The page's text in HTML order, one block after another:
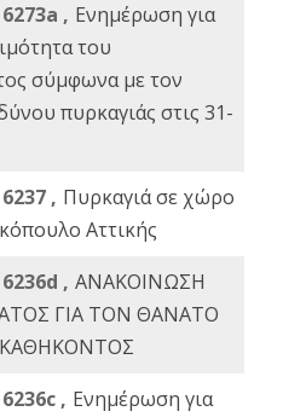
, Ενημέρωση για
του
σύμφωνα με τον
πυρκαγιάς στις 31-
, Πυρκαγιά σε χώρο
Αττικής
, ΑΝΑΚΟΙΝΩΣΗ
ΓΙΑ ΤΟΝ ΘΑΝΑΤΟ
, Ενημέρωση για